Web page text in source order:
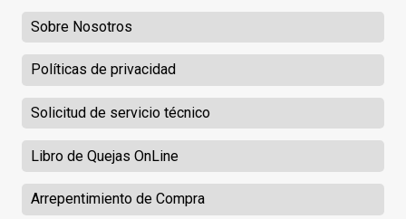
Sobre Nosotros
Políticas de privacidad
Solicitud de servicio técnico
Libro de Quejas OnLine
Arrepentimiento de Compra